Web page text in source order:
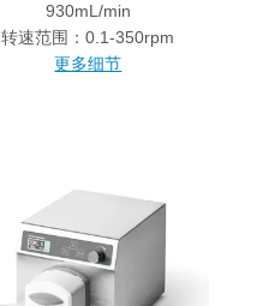
930mL/min
转速范围：0.1-350rpm
更多细节